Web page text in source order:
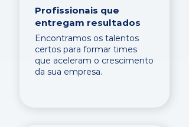
Profissionais que
entregam resultados
Encontramos os talentos
certos para formar times
que aceleram o crescimento
da sua empresa.